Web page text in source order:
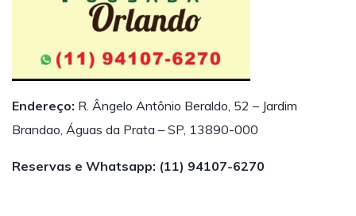
Endereço: R. Ângelo Antônio Beraldo, 52 – Jardim
Brandao, Águas da Prata – SP, 13890-000
Reservas e Whatsapp: (11) 94107-6270